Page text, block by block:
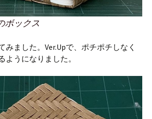
ボックス
みました。Ver.Upで、ポチポチしなく
ようになりました。